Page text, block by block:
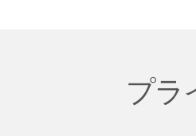
プラ